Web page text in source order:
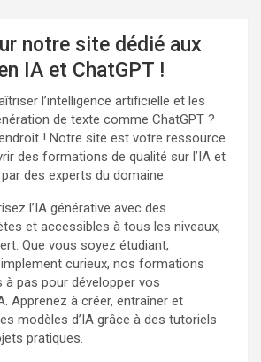
notre site dédié aux
IA et ChatGPT !
l’intelligence artificielle et les
de texte comme ChatGPT ?
! Notre site est votre ressource
des formations de qualité sur l’IA et
des experts du domaine.
l’IA générative avec des
et accessibles à tous les niveaux,
Que vous soyez étudiant,
curieux, nos formations
à pas pour développer vos
Apprenez à créer, entraîner et
modèles d’IA grâce à des tutoriels
pratiques.